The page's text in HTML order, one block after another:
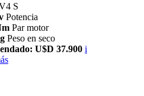
S
Potencia
Par motor
Peso en seco
U$D 37.900 i